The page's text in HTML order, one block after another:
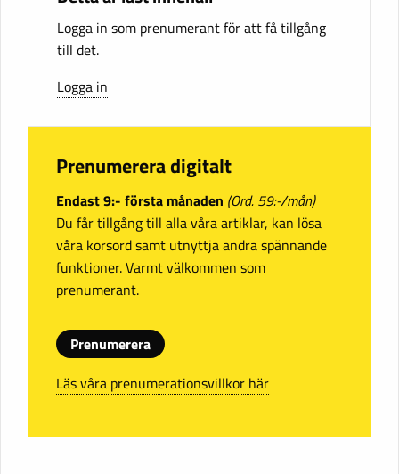
Logga in som prenumerant för att få tillgång
till det.
Logga in
Prenumerera digitalt
Endast 9:- första månaden (Ord. 59:-/mån)
Du får tillgång till alla våra artiklar, kan lösa
våra korsord samt utnyttja andra spännande
funktioner. Varmt välkommen som
prenumerant.
Prenumerera
Läs våra prenumerationsvillkor här